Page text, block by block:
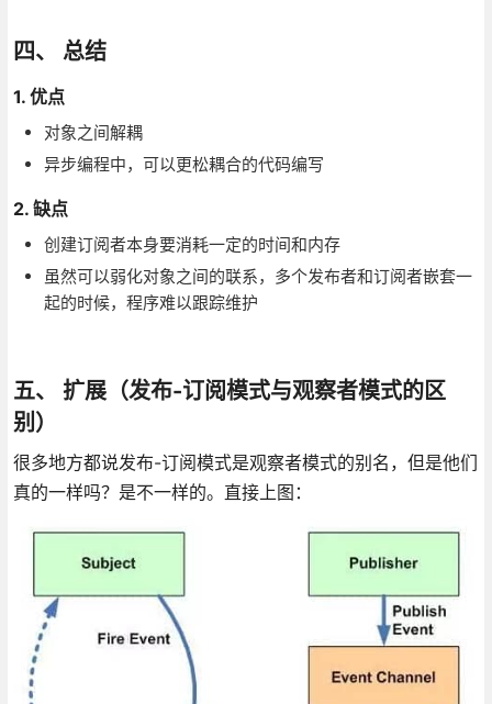
四、 总结
1. 优点
对象之间解耦
异步编程中，可以更松耦合的代码编写
2. 缺点
创建订阅者本身要消耗一定的时间和内存
虽然可以弱化对象之间的联系，多个发布者和订阅者嵌套一
起的时候，程序难以跟踪维护
五、 扩展（发布-订阅模式与观察者模式的区
别）
很多地方都说发布-订阅模式是观察者模式的别名，但是他们
真的一样吗？是不一样的。直接上图：